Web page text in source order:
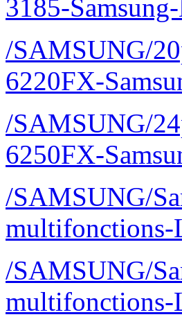
3185-
/SAMSUNG/
6220FX-
/SAMSUNG/
6250FX-
/SAMSUNG/
multifonctions-
/SAMSUNG/
multifonctions-